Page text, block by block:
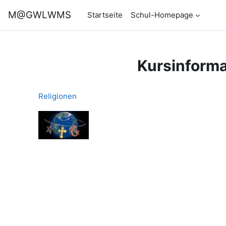
M@GWLWMS Startseite Schul-Homepage
Religionen